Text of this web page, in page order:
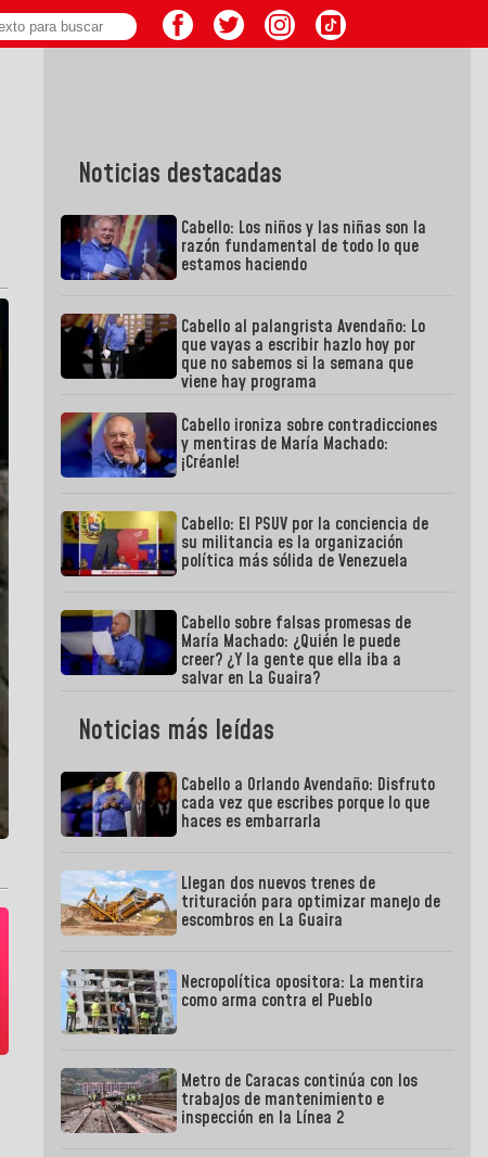
Noticias destacadas
Cabello: Los niños y las niñas son la
razón fundamental de todo lo que
estamos haciendo
Cabello al palangrista Avendaño: Lo
que vayas a escribir hazlo hoy por
que no sabemos si la semana que
viene hay programa
Cabello ironiza sobre contradicciones
y mentiras de María Machado:
¡Créanle!
Cabello: El PSUV por la conciencia de
su militancia es la organización
política más sólida de Venezuela
Cabello sobre falsas promesas de
María Machado: ¿Quién le puede
creer? ¿Y la gente que ella iba a
salvar en La Guaira?
Noticias más leídas
Cabello a Orlando Avendaño: Disfruto
cada vez que escribes porque lo que
haces es embarrarla
Llegan dos nuevos trenes de
trituración para optimizar manejo de
escombros en La Guaira
Necropolítica opositora: La mentira
como arma contra el Pueblo
Metro de Caracas continúa con los
trabajos de mantenimiento e
inspección en la Línea 2